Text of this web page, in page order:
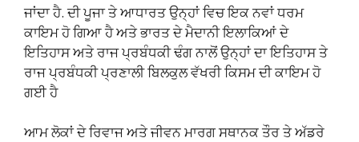
ਜਾਂਦਾ ਹੈ. ਦੀ ਪੂਜਾ ਤੇ ਆਧਾਰਤ ਉਨ੍ਹਾਂ ਵਿਚ ਇਕ ਨਵਾਂ ਧਰਮ
ਕਾਇਮ ਹੋ ਗਿਆ ਹੈ ਅਤੇ ਭਾਰਤ ਦੇ ਮੈਦਾਨੀ ਇਲਾਕਿਆਂ ਦੇ
ਇਤਿਹਾਸ ਅਤੇ ਰਾਜ ਪ੍ਰਬੰਧਕੀ ਢੰਗ ਨਾਲੋਂ ਉਨ੍ਹਾਂ ਦਾ ਇਤਿਹਾਸ ਤੇ
ਰਾਜ ਪ੍ਰਬੰਧਕੀ ਪ੍ਰਣਾਲੀ ਬਿਲਕੁਲ ਵੱਖਰੀ ਕਿਸਮ ਦੀ ਕਾਇਮ ਹੋ
ਗਈ ਹੈ
ਆਮ ਲੋਕਾਂ ਦੇ ਰਿਵਾਜ ਅਤੇ ਜੀਵਨ ਮਾਰਗ ਸਥਾਨਕ ਤੌਰ ਤੇ ਅੱਡਰੇ